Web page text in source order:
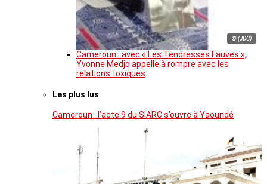
© (JDC)
Cameroun : avec « Les Tendresses Fauves »,
Yvonne Medjo appelle à rompre avec les
relations toxiques
Les plus lus
Cameroun : l’acte 9 du SIARC s’ouvre à Yaoundé